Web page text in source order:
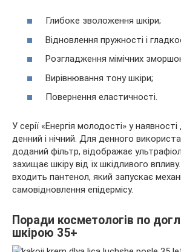
Глибоке зволоження шкіри;
Відновлення пружності і
Розгладження мімічних
Вирівнювання тону шкіри;
Повернення еластичності.
У серії «Енергія молодості» у
денний і нічний. Для денного
доданий фільтр, відображає
захищає шкіру від їх шкідливого
входить пантенол, який запускає
самовідновлення епідермісу.
Поради косметологів по
шкірою 35+